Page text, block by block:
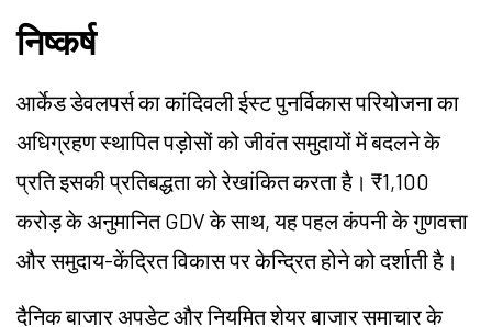
निष्कर्ष
आर्केड डेवलपर्स का कांदिवली ईस्ट पुनर्विकास परियोजना का
अधिग्रहण स्थापित पड़ोसों को जीवंत समुदायों में बदलने के
प्रति इसकी प्रतिबद्धता को रेखांकित करता है। ₹1,100
करोड़ के अनुमानित GDV के साथ, यह पहल कंपनी के गुणवत्ता
और समुदाय-केंद्रित विकास पर केन्द्रित होने को दर्शाती है।
दैनिक बाजार अपडेट और नियमित शेयर बाजार समाचार के